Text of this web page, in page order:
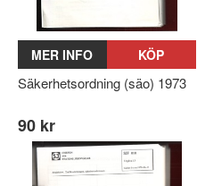
MER INFO KÖP
Säkerhetsordning (säo) 1973
90 kr